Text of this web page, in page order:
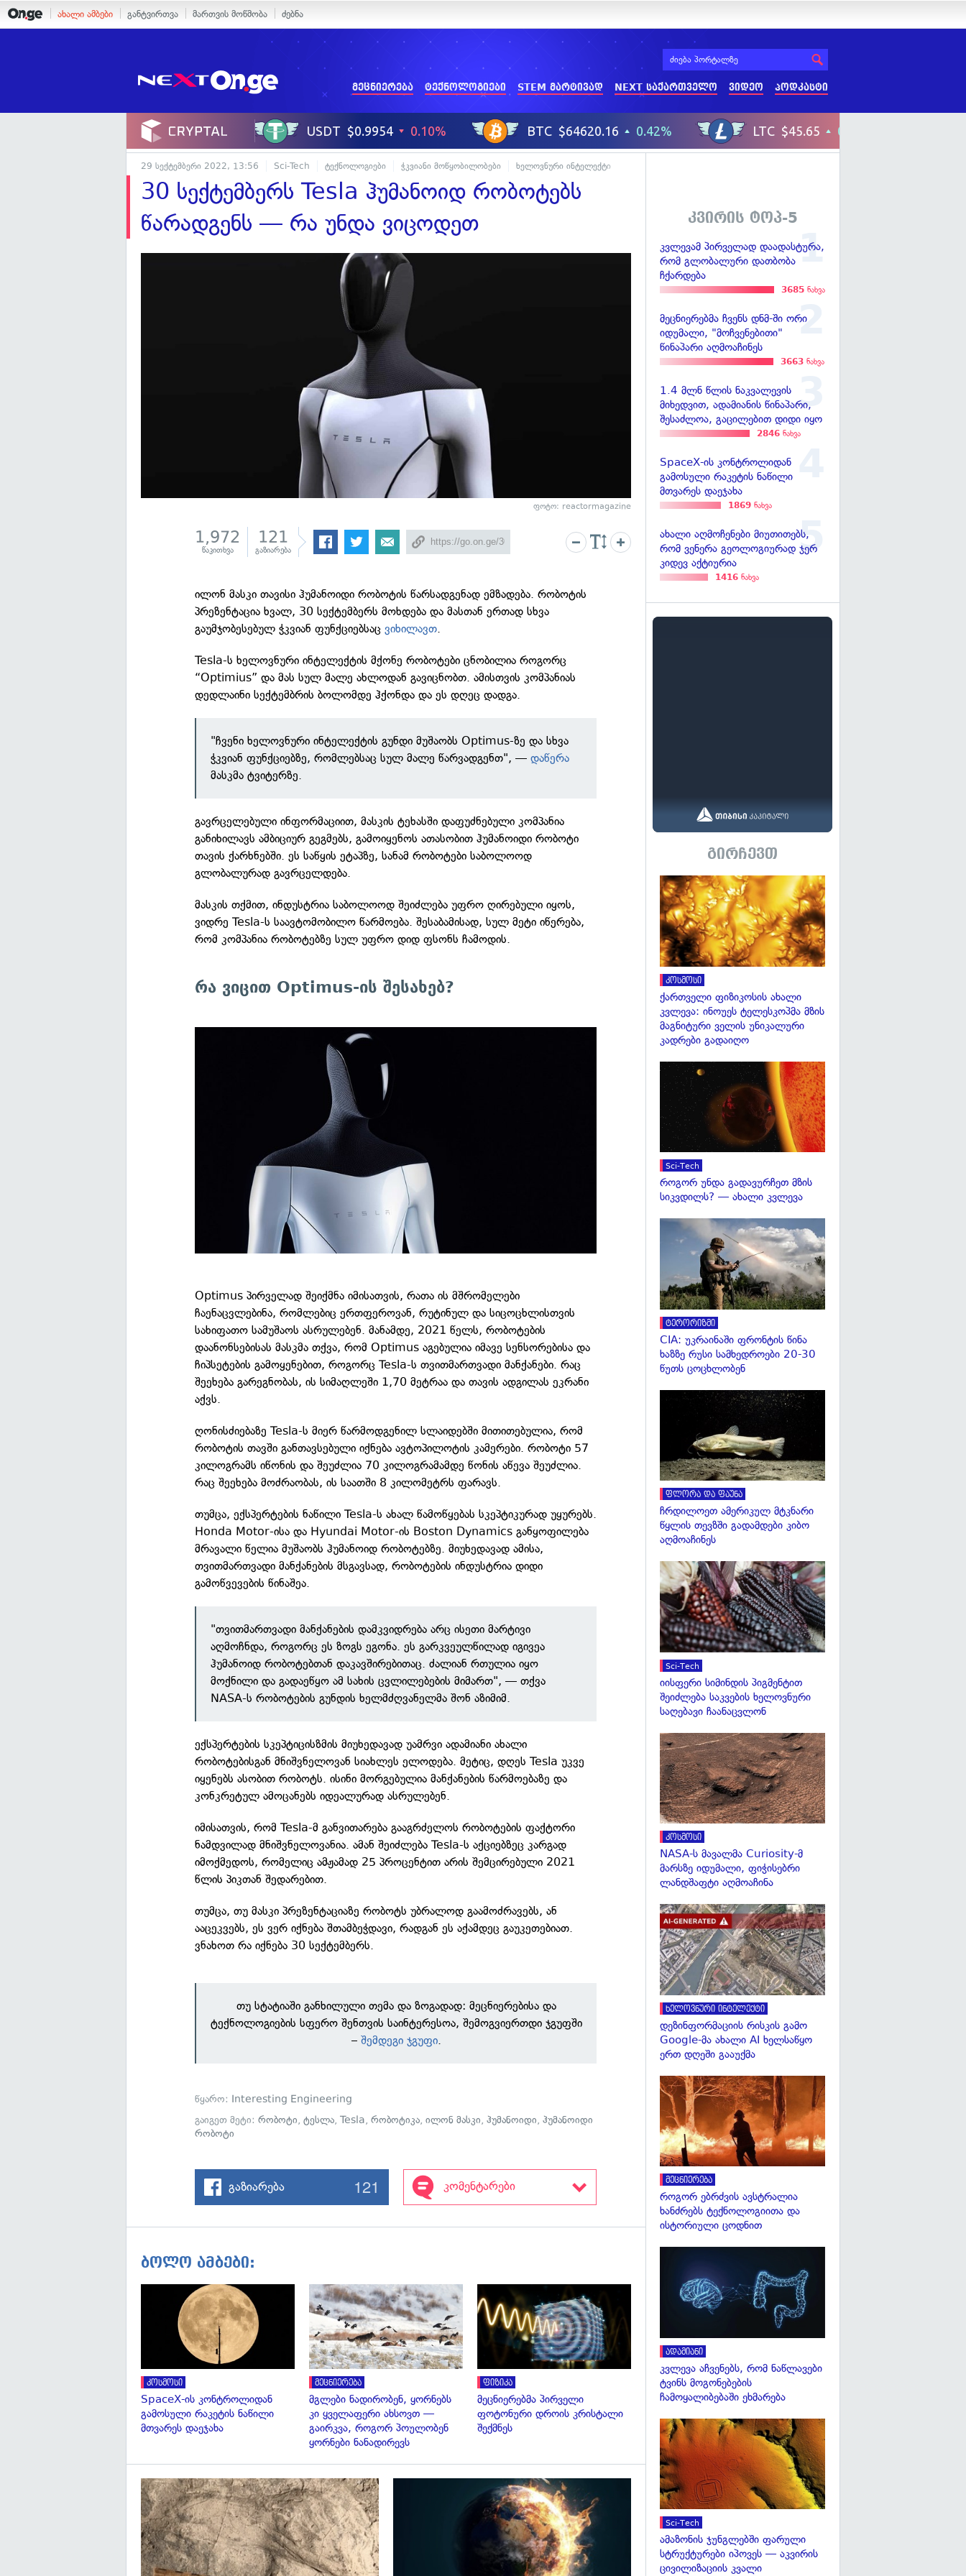
ახალი ამბები განტვირთვა მართვის მოწმობა ძებნა
მეცნიერება ტექნოლოგიები STEM მარტივად NEXT საქართველო ვიდეო პოდკასტი
29 სექტემბერი 2022, 13:56 Sci-Tech ტექნოლოგიები ჭკვიანი მოწყობილობები ხელოვნური ინტელექტი
30 სექტემბერს Tesla ჰუმანოიდ რობოტებს
წარადგენს — რა უნდა ვიცოდეთ
ფოტო: reactormagazine
1,972
წაკითხვა
121
გაზიარება
ილონ მასკი თავისი ჰუმანოიდი რობოტის წარსადგენად ემზადება. რობოტის
პრეზენტაცია ხვალ, 30 სექტემბერს მოხდება და მასთან ერთად სხვა
გაუმჯობესებულ ჭკვიან ფუნქციებსაცვიხილავთ.
Tesla-ს ხელოვნური ინტელექტის მქონე რობოტები ცნობილია როგორც
“Optimius” და მას სულ მალე ახლოდან გავიცნობთ. ამისთვის კომპანიას
დედლაინი სექტემბრის ბოლომდე ჰქონდა და ეს დღეც დადგა.
"ჩვენი ხელოვნური ინტელექტის გუნდი მუშაობს Optimus-ზე და სხვა
ჭკვიან ფუნქციებზე, რომლებსაც სულ მალე წარვადგენთ", —დაწერა
მასკმა ტვიტერზე.
გავრცელებული ინფორმაციით, მასკის ტეხასში დაფუძნებული კომპანია
განიხილავს ამბიციურ გეგმებს, გამოიყენოს ათასობით ჰუმანოიდი რობოტი
თავის ქარხნებში. ეს საწყის ეტაპზე, სანამ რობოტები საბოლოოდ
გლობალურად გავრცელდება.
მასკის თქმით, ინდუსტრია საბოლოოდ შეიძლება უფრო ღირებული იყოს,
ვიდრე Tesla-ს საავტომობილო წარმოება. შესაბამისად, სულ მეტი იწერება,
რომ კომპანია რობოტებზე სულ უფრო დიდ ფსონს ჩამოდის.
რა ვიცით Optimus-ის შესახებ?
Optimus პირველად შეიქმნა იმისათვის, რათა ის მშრომელები
ჩაენაცვლებინა, რომლებიც ერთფეროვან, რუტინულ და სიცოცხლისთვის
სახიფათო სამუშაოს ასრულებენ. მანამდე, 2021 წელს, რობოტების
დაანონსებისას მასკმა თქვა, რომ Optimus აგებულია იმავე სენსორებისა და
ჩიპსეტების გამოყენებით, როგორც Tesla-ს თვითმართვადი მანქანები. რაც
შეეხება გარეგნობას, ის სიმაღლეში 1,70 მეტრაა და თავის ადგილას ეკრანი
აქვს.
ღონისძიებაზე Tesla-ს მიერ წარმოდგენილ სლაიდებში მითითებულია, რომ
რობოტის თავში განთავსებული იქნება ავტოპილოტის კამერები. რობოტი 57
კილოგრამს იწონის და შეუძლია 70 კილოგრამამდე წონის აწევა შეუძლია.
რაც შეეხება მოძრაობას, ის საათში 8 კილომეტრს ფარავს.
თუმცა, ექსპერტების ნაწილი Tesla-ს ახალ წამოწყებას სკეპტიკურად უყურებს.
Honda Motor-ისა და Hyundai Motor-ის Boston Dynamics განყოფილება
მრავალი წელია მუშაობს ჰუმანოიდ რობოტებზე. მიუხედავად ამისა,
თვითმართვადი მანქანების მსგავსად, რობოტების ინდუსტრია დიდი
გამოწვევების წინაშეა.
"თვითმართვადი მანქანების დამკვიდრება არც ისეთი მარტივი
აღმოჩნდა, როგორც ეს ზოგს ეგონა. ეს გარკვეულწილად იგივეა
ჰუმანოიდ რობოტებთან დაკავშირებითაც. ძალიან რთულია იყო
მოქნილი და გადაეწყო ამ სახის ცვლილებების მიმართ", — თქვა
NASA-ს რობოტების გუნდის ხელმძღვანელმა შონ აზიმიმ.
ექსპერტების სკეპტიცისზმის მიუხედავად უამრვი ადამიანი ახალი
რობოტებისგან მნიშვნელოვან სიახლეს ელოდება. მეტიც, დღეს Tesla უკვე
იყენებს ასობით რობოტს. ისინი მორგებულია მანქანების წარმოებაზე და
კონკრეტულ ამოცანებს იდეალურად ასრულებენ.
იმისათვის, რომ Tesla-მ განვითარება გააგრძელოს რობოტების ფაქტორი
ნამდვილად მნიშვნელოვანია. ამან შეიძლება Tesla-ს აქციებზეც კარგად
იმოქმედოს, რომელიც ამჟამად 25 პროცენტით არის შემცირებული 2021
წლის პიკთან შედარებით.
თუმცა, თუ მასკი პრეზენტაციაზე რობოტს უბრალოდ გაამოძრავებს, ან
ააცეკვებს, ეს ვერ იქნება შთამბეჭდავი, რადგან ეს აქამდეც გაუკეთებიათ.
ვნახოთ რა იქნება 30 სექტემბერს.
თუ სტატიაში განხილული თემა და ზოგადად: მეცნიერებისა და
ტექნოლოგიების სფერო შენთვის საინტერესოა, შემოგვიერთდი ჯგუფში
–შემდეგი ჯგუფი.
წყარო: Interesting Engineering
გაიგეთ მეტი:რობოტი,ტესლა,Tesla,რობოტიკა,ილონ მასკი,ჰუმანოიდი,ჰუმანოიდი
რობოტი
გაზიარება 121 კომენტარები
ბოლო ამბები:
გადახედვა
კოსმოსი
SpaceX-ის კონტროლიდან
გამოსული რაკეტის ნაწილი
მთვარეს დაეჯახა
გადახედვა
მეცნიერება
მგლები ნადირობენ, ყორნებს
კი ყველაფერი ახსოვთ —
გაირკვა, როგორ პოულობენ
ყორნები ნანადირევს
გადახედვა
ფიზიკა
მეცნიერებმა პირველი
ფოტონური დროის კრისტალი
შექმნეს
გადახედვა
კვირის ტოპ-5
კვლევამ პირველად დაადასტურა,
რომ გლობალური დათბობა
ჩქარდება
3685 ნახვა
მეცნიერებმა ჩვენს დნმ-ში ორი
იდუმალი, "მოჩვენებითი"
წინაპარი აღმოაჩინეს
3663 ნახვა
1.4 მლნ წლის ნაკვალევის
მიხედვით, ადამიანის წინაპარი,
შესაძლოა, გაცილებით დიდი იყო
2846 ნახვა
SpaceX-ის კონტროლიდან
გამოსული რაკეტის ნაწილი
მთვარეს დაეჯახა
1869 ნახვა
ახალი აღმოჩენები მიუთითებს,
რომ ვენერა გეოლოგიურად ჯერ
კიდევ აქტიურია
1416 ნახვა
გირჩევთ
კოსმოსი
ქართველი ფიზიკოსის ახალი
კვლევა: ინოუეს ტელესკოპმა მზის
მაგნიტური ველის უნიკალური
კადრები გადაიღო
Sci-Tech
როგორ უნდა გადავურჩეთ მზის
სიკვდილს? — ახალი კვლევა
ტერორიზმი
CIA: უკრაინაში ფრონტის წინა
ხაზზე რუსი სამხედროები 20-30
წუთს ცოცხლობენ
ფლორა და ფაუნა
ჩრდილოეთ ამერიკულ მტკნარი
წყლის თევზში გადამდები კიბო
აღმოაჩინეს
Sci-Tech
იისფერი სიმინდის პიგმენტით
შეიძლება საკვების ხელოვნური
საღებავი ჩაანაცვლონ
კოსმოსი
NASA-ს მავალმა Curiosity-მ
მარსზე იდუმალი, ფიჭისებრი
ლანდშაფტი აღმოაჩინა
ხელოვნური ინტელექტი
დეზინფორმაციის რისკის გამო
Google-მა ახალი AI ხელსაწყო
ერთ დღეში გააუქმა
მეცნიერება
როგორ ებრძვის ავსტრალია
ხანძრებს ტექნოლოგიითა და
ისტორიული ცოდნით
ადამიანი
კვლევა აჩვენებს, რომ ნაწლავები
ტვინს მოგონებების
ჩამოყალიბებაში ეხმარება
Sci-Tech
ამაზონის ჯუნგლებში ფარული
სტრუქტურები იპოვეს — აკვირის
ცივილიზაციის კვალი